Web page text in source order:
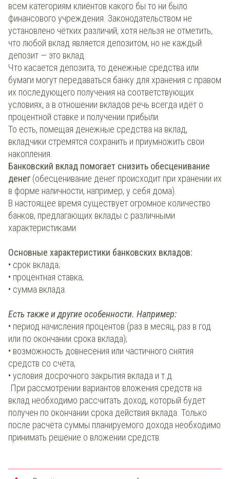
всем категориям клиентов какого бы то ни было
финансового учреждения. Законодательством не
установлено чётких различий, хотя нельзя не отметить,
что любой вклад является депозитом, но не каждый
депозит — это вклад.
Что касается депозита, то денежные средства или
бумаги могут передаваться банку для хранения с правом
их последующего получения на соответствующих
условиях, а в отношении вкладов речь всегда идёт о
процентной ставке и получении прибыли.
То есть, помещая денежные средства на вклад,
вкладчики стремятся сохранить и приумножить свои
накопления.
Банковский вклад помогает снизить обесценивание
денег(обесценивание денег происходит при хранении их
в форме наличности, например, у себя дома).
В настоящее время существует огромное количество
банков, предлагающих вклады с различными
характеристиками.
Основные характеристики банковских вкладов:
• срок вклада;
• процентная ставка;
• сумма вклада.
Есть также и другие особенности. Например:
• период начисления процентов (раз в месяц, раз в год
или по окончании срока вклада);
• возможность довнесения или частичного снятия
средств со счёта;
• условия досрочного закрытия вклада и т.д.
При рассмотрении вариантов вложения средств на
вклад необходимо рассчитать доход, который будет
получен по окончании срока действия вклада. Только
после расчёта суммы планируемого дохода необходимо
принимать решение о вложении средств.